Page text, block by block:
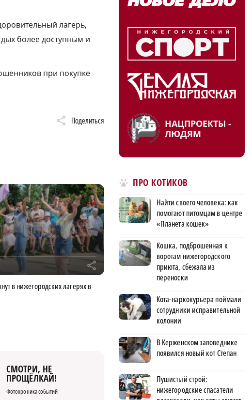
лагерь,
более доступным и
при покупке
Поделиться
r
в нижегородских лагерях в
СМОТРИ, НЕ
ПРОЩЁЛКАЙ!
Фотохроника событий
НАЦПРОЕКТЫ -
ЛЮДЯМ
ПРО КОТИКОВ
Найти своего человека: как
помогают питомцам в центре
«Планета кошек»
Кошка, подброшенная к
воротам нижегородского
приюта, сбежала из
переноски
Кота-наркокурьера поймали
сотрудники исправительной
колонии
В Керженском заповеднике
появился новый кот Степан
Пушистый строй:
нижегородские спасатели